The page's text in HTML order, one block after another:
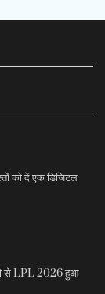
को दें एक डिजिटल
से LPL 2026 हुआ